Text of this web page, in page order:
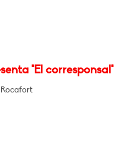
"El corresponsal"